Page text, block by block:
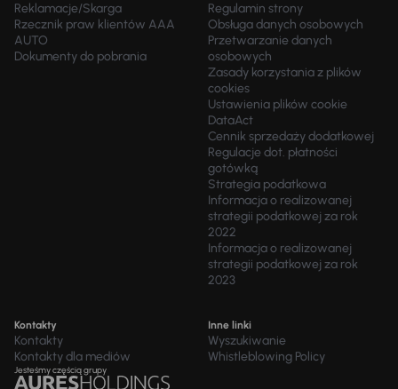
Reklamacje/Skarga
Rzecznik praw klientów AAA
AUTO
Dokumenty do pobrania
Regulamin strony
Obsługa danych osobowych
Przetwarzanie danych
osobowych
Zasady korzystania z plików
cookies
Ustawienia plików cookie
DataAct
Cennik sprzedaży dodatkowej
Regulacje dot. płatności
gotówką
Strategia podatkowa
Informacja o realizowanej
strategii podatkowej za rok
2022
Informacja o realizowanej
strategii podatkowej za rok
2023
Kontakty
Kontakty
Kontakty dla mediów
Inne linki
Wyszukiwanie
Whistleblowing Policy
Jesteśmy częścią grupy